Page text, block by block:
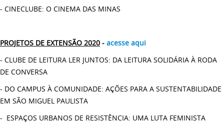
- CINECLUBE: O CINEMA DAS MINAS
PROJETOS DE EXTENSÃO 2020 - acesse aqui
- CLUBE DE LEITURA LER JUNTOS: DA LEITURA SOLIDÁRIA À RODA
DE CONVERSA
- DO CAMPUS À COMUNIDADE: AÇÕES PARA A SUSTENTABILIDADE
EM SÃO MIGUEL PAULISTA
- ESPAÇOS URBANOS DE RESISTÊNCIA: UMA LUTA FEMINISTA